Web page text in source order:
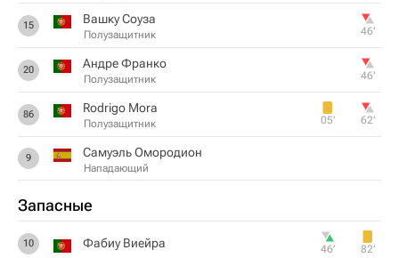
15 Вашку Соуза
Полузащитник 46‎’‎
20 Андре Франко
Полузащитник 46‎’‎
86 Rodrigo Mora
Полузащитник 05‎’‎ 62‎’‎
9 Самуэль Омородион
Нападающий
Запасные
10 Фабиу Виейра 46‎’‎ 82‎’‎